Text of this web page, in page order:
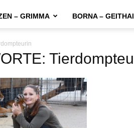
– GRIMMA BORNA –